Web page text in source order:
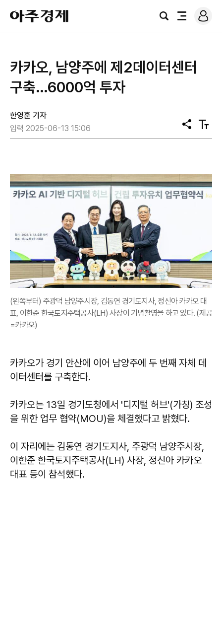
아
주
경
검
전
로
그
카카오, 남양주에 제2데이터센터
구축…6000억 투자
한영훈 기자
입력 2025-06-13 15:06
공
유
텍
스
(왼쪽부터) 주광덕 남양주시장, 김동연 경기도지사, 정신아 카카오 대
표, 이한준 한국토지주택공사(LH) 사장이 기념촬영을 하고 있다. (제공
=카카오)
카카오가 경기 안산에 이어 남양주에 두 번째 자체 데
이터센터를 구축한다.
카카오는 13일 경기도청에서 '디지털 허브'(가칭) 조성
을 위한 업무 협약(MOU)을 체결했다고 밝혔다.
이 자리에는 김동연 경기도지사, 주광덕 남양주시장,
이한준 한국토지주택공사(LH) 사장, 정신아 카카오
대표 등이 참석했다.